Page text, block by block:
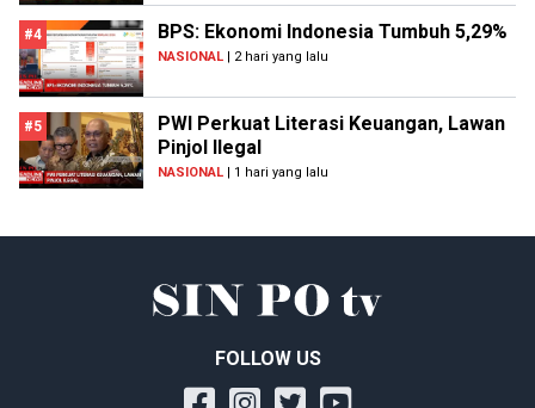
#4 BPS: Ekonomi Indonesia Tumbuh 5,29%
NASIONAL | 2 hari yang lalu
#5
PWI Perkuat Literasi Keuangan, Lawan
Pinjol Ilegal
NASIONAL | 1 hari yang lalu
FOLLOW US